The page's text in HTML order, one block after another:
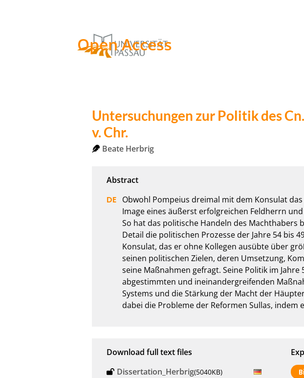
Open Access
Untersuchungen zur Politik des
v. Chr.
Beate Herbrig
Obwohl Pompeius dreimal mit dem Konsulat
Image eines äußerst erfolgreichen Feldherrn
So hat das politische Handeln des
Detail die politischen Prozesse der Jahre 54 bis
Konsulat, das er ohne Kollegen ausübte über
seinen politischen Zielen, deren Umsetzung,
seine Maßnahmen gefragt. Seine Politik im
abgestimmten und ineinandergreifenden
Systems und die Stärkung der Macht der
dabei die Probleme der Reformen Sullas, indem
Download full text files
Dissertation_Herbrig(5040KB)